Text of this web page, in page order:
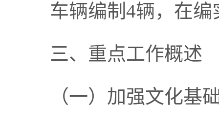
车辆编制 4辆，在编
三、 重点工作概述
（一） 加强文化基